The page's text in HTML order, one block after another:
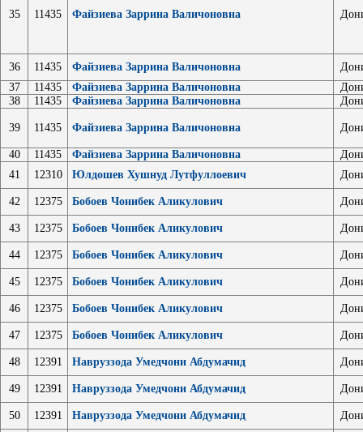
35 11435 Файзиева Заррина Валичоновна
36 11435 Файзиева Заррина Валичоновна
37
11435 Файзиева Заррина Валичоновна
38
11435 Файзиева Заррина Валичоновна
39 11435 Файзиева Заррина Валичоновна
40 11435 Файзиева Заррина Валичоновна
41
12310 Юлдошев Хушнуд Лутфуллоевич
42 12375 Бобоев Чонибек Аликулович
43 12375 Бобоев Чонибек Аликулович
44 12375 Бобоев Чонибек Аликулович
45 12375 Бобоев Чонибек Аликулович
46 12375 Бобоев Чонибек Аликулович
47 12375 Бобоев Чонибек Аликулович
48 12391 Навруззода Умедчони Абдумачид
49 12391 Навруззода Умедчони Абдумачид
50 12391 Навруззода Умедчони Абдумачид